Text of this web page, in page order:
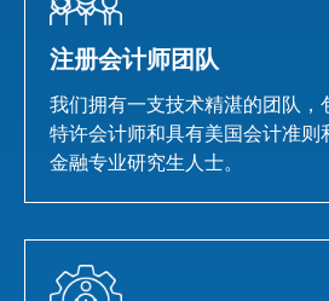
注册会计师团队
我们拥有一支技术精湛的团队，
特许会计师和具有美国会计准则
金融专业研究生人士。